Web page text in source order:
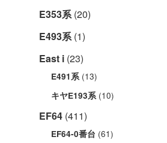
E353系(20)
E493系(1)
East i (23)
E491系(13)
キヤE193系(10)
EF64 (411)
EF64-0番台 (61)